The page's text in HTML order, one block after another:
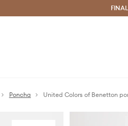
Oszczędzaj z
Poncha United Colors of Benetton